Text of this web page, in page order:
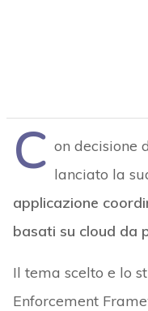
C on decisione
lanciato la
applicazione
basati su cloud da
Il tema scelto e lo
Enforcement